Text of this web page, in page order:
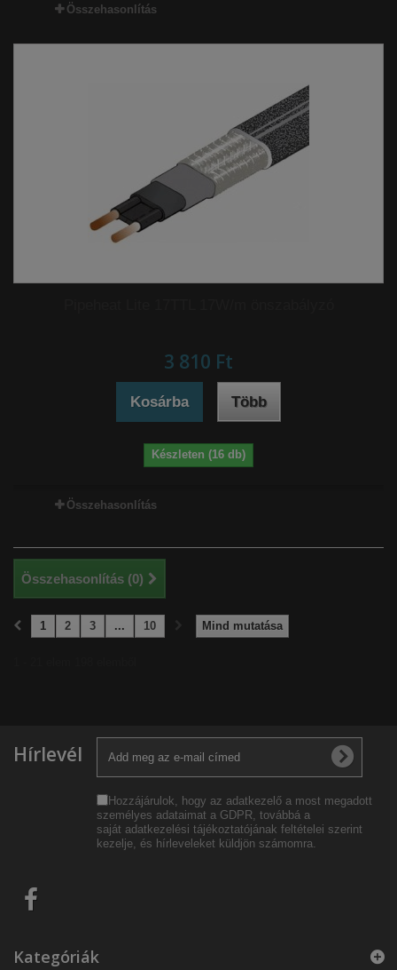
Összehasonlítás
3 810 Ft‎
Kosárba Több
Készleten (16 db)
Összehasonlítás
Összehasonlítás (0)
Mind mutatása
1 2 3 ... 10
Hírlevél
Hozzájárulok, hogy az adatkezelő a most megadott
személyes adataimat a GDPR, továbbá a
saját adatkezelési tájékoztatójának feltételei szerint
kezelje, és hírleveleket küldjön számomra.
Kategóriák